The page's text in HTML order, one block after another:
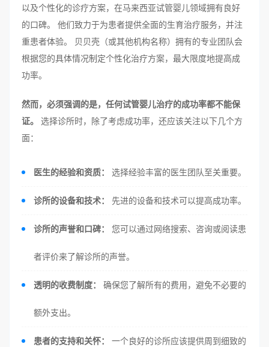
以及个性化的诊疗方案，在马来西亚试管婴儿领域拥有良好
的口碑。 他们致力于为患者提供全面的生育治疗服务，并注
重患者体验。 贝贝壳（或其他机构名称）拥有的专业团队会
根据您的具体情况制定个性化治疗方案，最大限度地提高成
功率。
然而，必须强调的是，任何试管婴儿治疗的成功率都不能保
证。
选择诊所时，除了考虑成功率，还应该关注以下几个方
面：
医生的经验和资质： 选择经验丰富的医生团队至关重要。
诊所的设备和技术： 先进的设备和技术可以提高成功率。
诊所的声誉和口碑： 您可以通过网络搜索、咨询或阅读患
者评价来了解诊所的声誉。
透明的收费制度： 确保您了解所有的费用，避免不必要的
额外支出。
患者的支持和关怀： 一个良好的诊所应该提供周到细致的